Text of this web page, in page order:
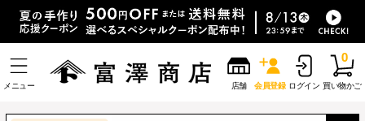
メニュー 店舗 会員登録 ログイン 買い物かご
0